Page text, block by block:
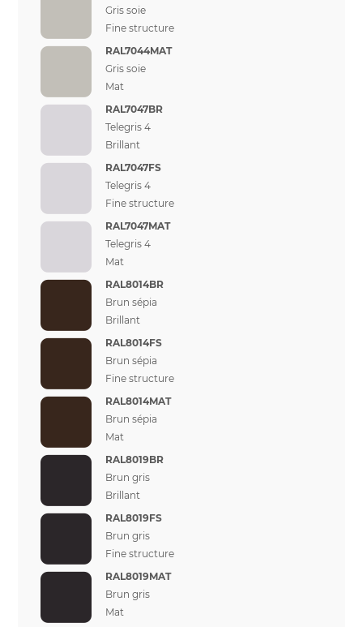
Gris soie
Fine structure
RAL7044MAT
Gris soie
Mat
RAL7047BR
Telegris 4
Brillant
RAL7047FS
Telegris 4
Fine structure
RAL7047MAT
Telegris 4
Mat
RAL8014BR
Brun sépia
Brillant
RAL8014FS
Brun sépia
Fine structure
RAL8014MAT
Brun sépia
Mat
RAL8019BR
Brun gris
Brillant
RAL8019FS
Brun gris
Fine structure
RAL8019MAT
Brun gris
Mat